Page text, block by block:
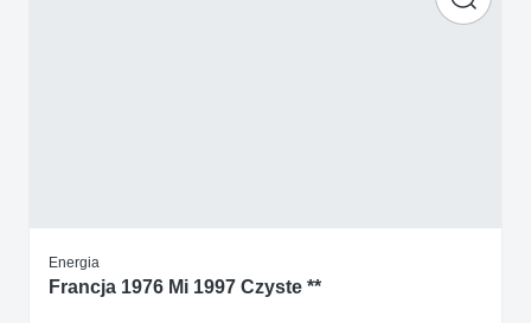
Energia
Francja 1976 Mi 1997 Czyste **